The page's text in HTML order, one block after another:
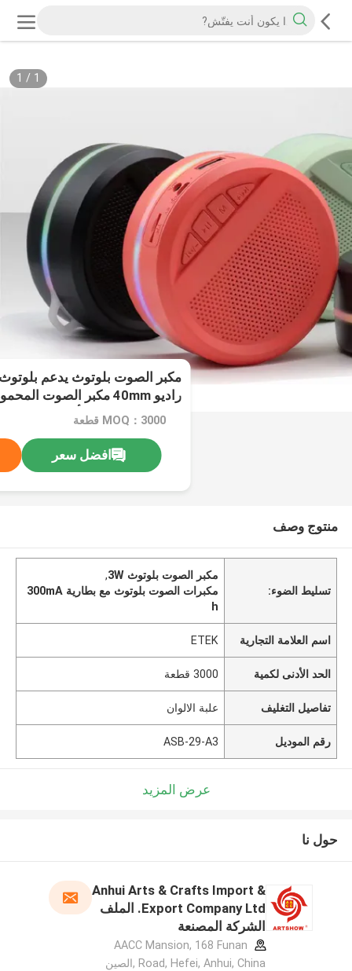
1
/
1
USB قابلة للشحن أوكس-إن اتصال سلكيMOQ：3000 قطعة
افضل سعر
منتوج وصف
تسليط الضوء:
مكبر الصوت بلوتوث 3W
,
مكبرات الصوت بلوتوث مع بطارية 300mA
h
اسم العلامة التجارية ETEK
الحد الأدنى لكمية 3000 قطعة
تفاصيل التغليف علبة الالوان
رقم الموديل ASB-29-A3
عرض المزيد
حول نا
Anhui Arts & Crafts Import &
Export Company Ltd. الملف
الشركة المصنعة
AACC Mansion, 168 Funan
Road, Hefei, Anhui, China ,الصين